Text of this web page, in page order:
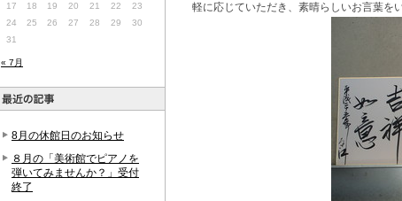
« 7月
17
18 19 20 21 22
23
24
25 26 27 28 29
30
31
8月の休館日のお知らせ
８月の「美術館でピアノを
弾いてみませんか？」受付
終了
軽に応じていただき、素晴らしいお言葉を